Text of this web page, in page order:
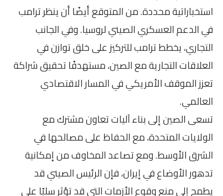
استخباراتية محددة. من المتوقع أيضًا أن ينظر ترامب
في الدعم العسكري الصيني لروسيا. وفي الجانب
التجاري، يخطط ترامب للتركيز على خلق توازن في
العلاقات التجارية مع الصين، مستهدفًا تحقيق شراكة
تعزز الموقف الأمريكي في المسار الاقتصادي
العالمي.
تسعى الصين إلى بناء آليات تعاون مشترك مع
الولايات المتحدة، مع الحفاظ على مصالحها في
الشرق الأوسط. ومع تصاعد المخاوف من إمكانية
تدهور الأوضاع في إيران، فإن الرئيس الصيني قد
يطمح إلى منع وقوع الأزمات التي قد تؤثر سلبًا على